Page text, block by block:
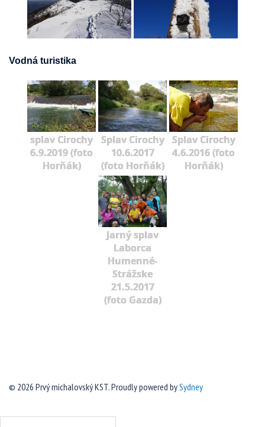
Vodná turistika
splav Cirochy
6.9.2019 (foto
Horňák)
Splav Cirochy
10.6.2017
(foto Horňák)
Splav Cirochy
4.6.2016 (foto
Horňák)
Jarný splav
Laborca
Humenné-
Strážske
21.5.2017
(foto Gazda)
© 2026 Prvý michalovský KST. Proudly powered bySydney